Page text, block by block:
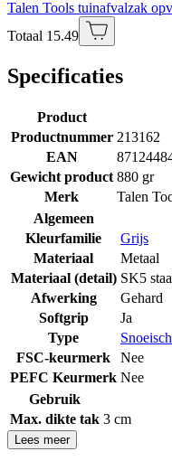
Talen Tools tuinafvalzak
Totaal 15.49
Specificaties
Product
Productnummer 213162
EAN
Gewicht product 880 gr
Merk
Talen
Algemeen
Kleurfamilie
Grijs
Materiaal
Metaal
Materiaal (detail) SK5
Afwerking
Gehard
Softgrip
Ja
Type
FSC-keurmerk
Nee
PEFC Keurmerk Nee
Gebruik
Max. dikte tak 3 cm
Lees meer